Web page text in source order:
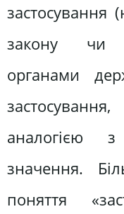
застосування
закону чи
органами
аналогією
значення.
поняття